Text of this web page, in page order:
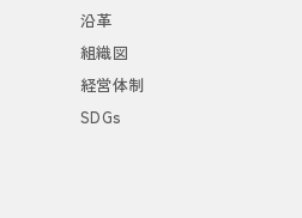
沿革
組織図
経営体制
SDGs